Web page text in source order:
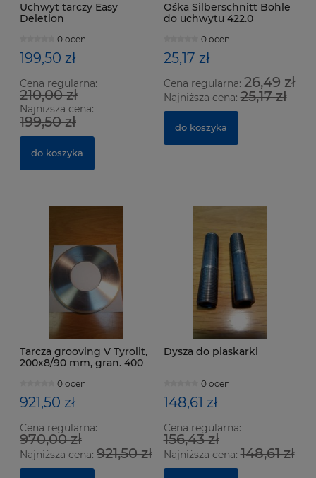
Uchwyt tarczy Easy
Deletion
0 ocen
199,50 zł
Cena regularna:
210,00 zł
Najniższa cena:
199,50 zł
do koszyka
Ośka Silberschnitt Bohle
do uchwytu 422.0
0 ocen
25,17 zł
Cena regularna:26,49 zł
Najniższa cena:25,17 zł
do koszyka
Tarcza grooving V Tyrolit,
200x8/90 mm, gran. 400
0 ocen
921,50 zł
Cena regularna:
970,00 zł
Najniższa cena: 921,50 zł
Dysza do piaskarki
0 ocen
148,61 zł
Cena regularna:
156,43 zł
Najniższa cena:148,61 zł